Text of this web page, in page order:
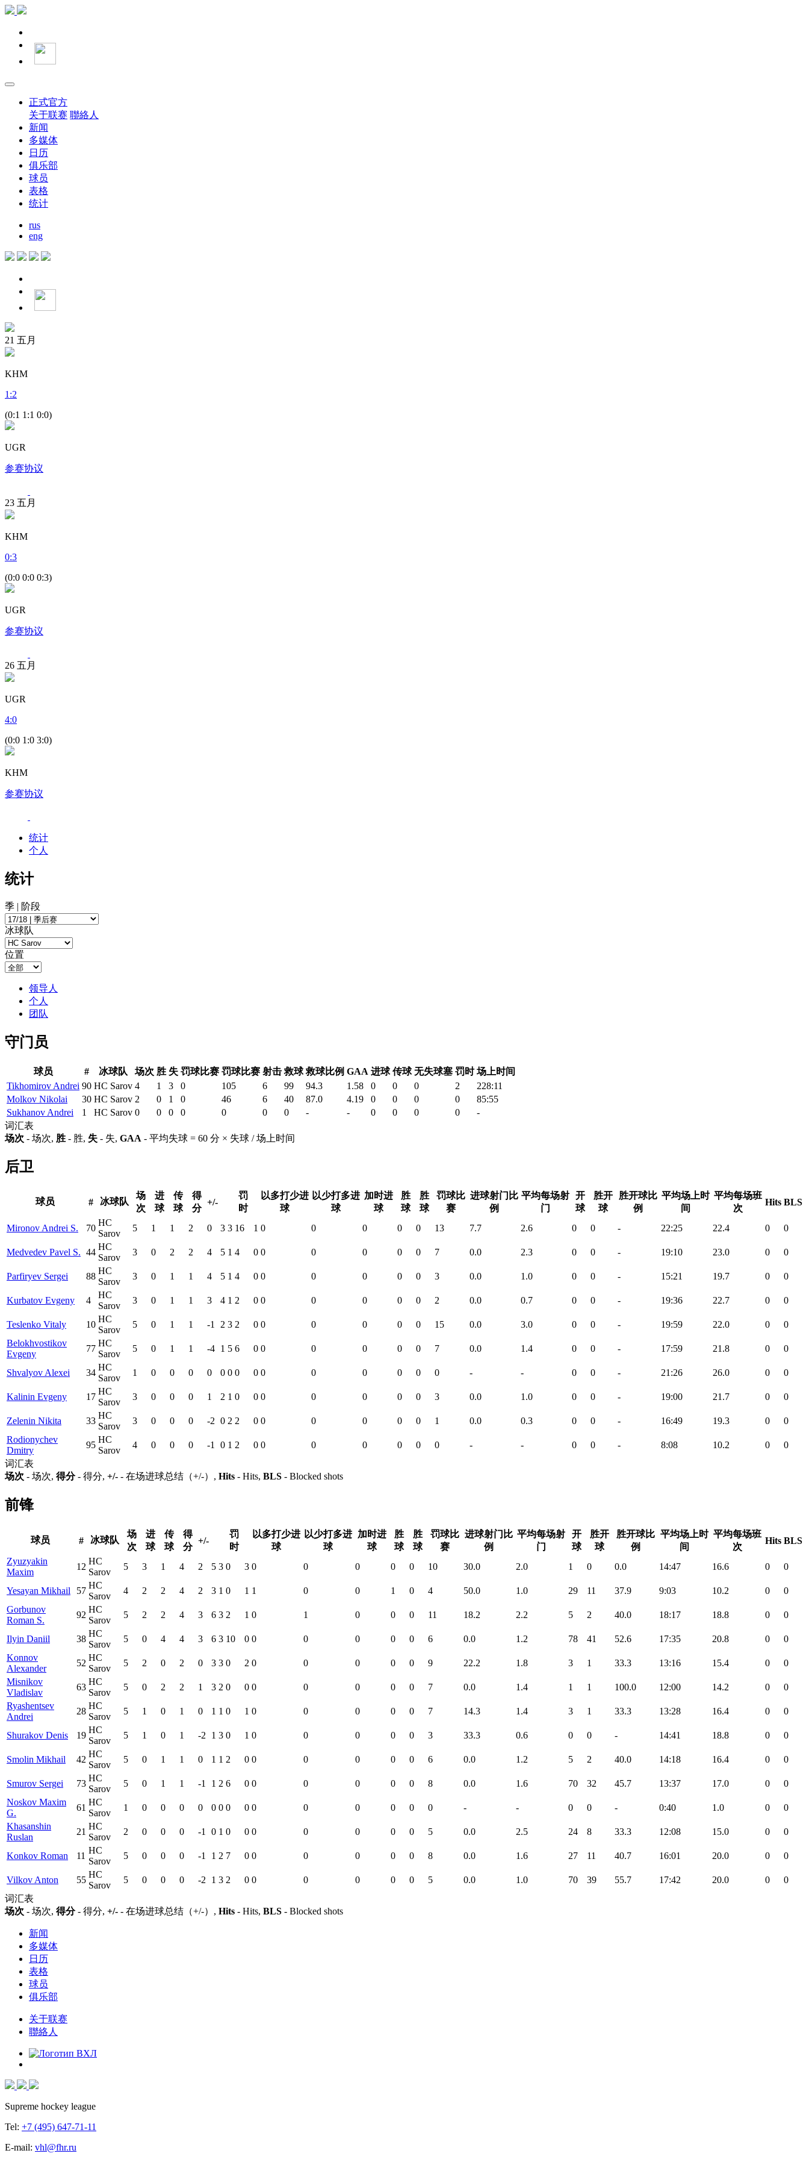
正式官方
关于联赛 聯絡人
新闻
多媒体
日历
俱乐部
球员
表格
统计
rus
eng
21 五月
KHM
1 :2
(0:1 1:1 0:0)
UGR
参赛协议
23 五月
KHM
0:3
(0:0 0:0 0:3)
UGR
参赛协议
26 五月
UGR
4:0
(0:0 1:0 3:0)
KHM
参赛协议
统计
个人
统计
季 | 阶段
冰球队
位置
领导人
个人
团队
守门员
球员 # 冰球队 场次 胜 失 罚球比赛 罚球比赛 射击 救球 救球比例 GAA 进球 传球 无失球塞 罚时 场上时间
Tikhomirov Andrei 90 HC Sarov 4 1 3 0 105 6 99 94.3 1.58 0 0 0 2
228:11
Molkov Nikolai
30 HC Sarov 2 0 1 0 46 6 40 87.0 4.19 0 0 0 0
85:55
Sukhanov Andrei
1 HC Sarov 0 0 0 0 0 0 0 - - 0 0 0 0
-
词汇表
场次 - 场次, 胜 - 胜, 失 - 失, GAA - 平均失球 = 60 分 × 失球 / 场上时间
后卫
球员 # 冰球队
场
次
进
球
传
球
得
分
+/-
罚
时
以多打少进
球
以少打多进
球
加时进
球
胜
球
胜
球
罚球比
赛
进球射门比
例
平均每场射
门
开
球
胜开
球
胜开球比
例
平均场上时
间
平均每场班
次
Hits BLS
Mironov Andrei S. 70
HC
Sarov
5 1 1 2 0 3 3 16 1 0 0 0 0 0 13 7.7 2.6 0 0 - 22:25 22.4 0 0
Medvedev Pavel S. 44
HC
Sarov
3 0 2 2 4 5 1 4 0 0 0 0 0 0 7 0.0 2.3 0 0 - 19:10 23.0 0 0
Parfiryev Sergei 88
HC
Sarov
3 0 1 1 4 5 1 4 0 0 0 0 0 0 3 0.0 1.0 0 0 - 15:21 19.7 0 0
Kurbatov Evgeny 4
HC
Sarov
3 0 1 1 3 4 1 2 0 0 0 0 0 0 2 0.0 0.7 0 0 - 19:36 22.7 0 0
Teslenko Vitaly 10
HC
Sarov
5 0 1 1 -1 2 3 2 0 0 0 0 0 0 15 0.0 3.0 0 0 - 19:59 22.0 0
0
Belokhvostikov
Evgeny
77
HC
Sarov
5 0 1 1 -4 1 5 6 0 0 0 0 0 0 7 0.0 1.4 0 0 - 17:59 21.8 0 0
Shvalyov Alexei 34
HC
Sarov
1 0 0 0 0 0 0 0 0 0 0 0 0 0 0 - - 0 0 - 21:26 26.0 0 0
Kalinin Evgeny 17
HC
Sarov
3 0 0 0 1 2 1 0 0 0 0 0 0 0 3 0.0 1.0 0 0 - 19:00 21.7 0 0
Zelenin Nikita 33
HC
Sarov
3 0 0 0 -2 0 2 2 0 0 0 0 0 0 1 0.0 0.3 0 0 - 16:49 19.3 0
0
Rodionychev
Dmitry
95
HC
Sarov
4 0 0 0 -1 0 1 2 0 0 0 0 0 0 0 - - 0 0 - 8:08 10.2 0
0
词汇表
场次 - 场次, 得分- 得分, +/- - 在场进球总结（+/-）, Hits - Hits, BLS - Blocked shots
前锋
球员 # 冰球队
场
次
进
球
传
球
得
分
+/-
罚
时
以多打少进
球
以少打多进
球
加时进
球
胜
球
胜
球
罚球比
赛
进球射门比
例
平均每场射
门
开
球
胜开
球
胜开球比
例
平均场上时
间
平均每场班
次
Hits BLS
Zyuzyakin
Maxim
12
HC
Sarov
5 3 1 4 2 5 3 0 3 0 0 0 0 0 10 30.0 2.0 1 0 0.0 14:47 16.6 0 0
Yesayan Mikhail 57
HC
Sarov
4 2 2 4 2 3 1 0 1 1 0 0 1 0 4 50.0 1.0 29 11 37.9 9:03 10.2 0
0
Gorbunov
Roman S.
92
HC
Sarov
5 2 2 4 3 6 3 2 1 0 1 0 0 0 11 18.2 2.2 5 2 40.0 18:17 18.8 0 0
Ilyin Daniil 38
HC
Sarov
5 0 4 4 3 6 3 10 0 0 0 0 0 0 6 0.0 1.2 78 41 52.6 17:35 20.8 0
0
Konnov
Alexander
52
HC
Sarov
5 2 0 2 0 3 3 0 2 0 0 0 0 0 9 22.2 1.8 3 1 33.3 13:16 15.4 0
0
Misnikov
Vladislav
63
HC
Sarov
5 0 2 2 1 3 2 0 0 0 0 0 0 0 7 0.0 1.4 1 1 100.0 12:00 14.2 0
0
Ryashentsev
Andrei
28
HC
Sarov
5 1 0 1 0 1 1 0 1 0 0 0 0 0 7 14.3 1.4 3 1 33.3 13:28 16.4 0 0
Shurakov Denis 19
HC
Sarov
5 1 0 1 -2 1 3 0 1 0 0 0 0 0 3 33.3 0.6 0 0 - 14:41 18.8 0 0
Smolin Mikhail 42
HC
Sarov
5 0 1 1 0 1 1 2 0 0 0 0 0 0 6 0.0 1.2 5 2 40.0 14:18 16.4 0 0
Smurov Sergei 73
HC
Sarov
5 0 1 1 -1 1 2 6 0 0 0 0 0 0 8 0.0 1.6 70 32 45.7 13:37 17.0 0
0
Noskov Maxim
G.
61
HC
Sarov
1 0 0 0 0 0 0 0 0 0 0 0 0 0 0 - - 0 0 - 0:40 1.0 0
0
Khasanshin
Ruslan
21
HC
Sarov
2 0 0 0 -1 0 1 0 0 0 0 0 0 0 5 0.0 2.5 24 8 33.3 12:08 15.0 0 0
Konkov Roman 11
HC
Sarov
5 0 0 0 -1 1 2 7 0 0 0 0 0 0 8 0.0 1.6 27 11 40.7 16:01 20.0 0 0
Vilkov Anton 55
HC
Sarov
5 0 0 0 -2 1 3 2 0 0 0 0 0 0 5 0.0 1.0 70 39 55.7 17:42 20.0 0
0
词汇表
场次 - 场次, 得分- 得分, +/- - 在场进球总结（+/-）, Hits - Hits, BLS - Blocked shots
新闻
多媒体
日历
表格
球员
俱乐部
关于联赛
聯絡人
Supreme hockey league
Tel: +7 (495) 647-71-11
E-mail: vhl@fhr.ru